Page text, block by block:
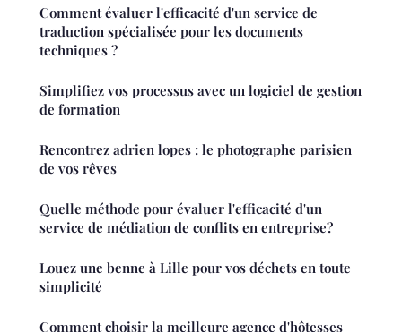
Comment évaluer l'efficacité d'un service de
traduction spécialisée pour les documents
techniques ?
Simplifiez vos processus avec un logiciel de gestion
de formation
Rencontrez adrien lopes : le photographe parisien
de vos rêves
Quelle méthode pour évaluer l'efficacité d'un
service de médiation de conflits en entreprise?
Louez une benne à Lille pour vos déchets en toute
simplicité
Comment choisir la meilleure agence d'hôtesses